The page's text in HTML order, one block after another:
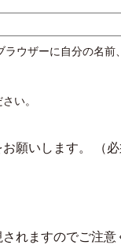
ウザーに自分の名前
い。
願いします。 （必
れますのでご注意